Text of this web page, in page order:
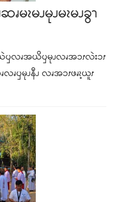
ၩမၪမုၪမၩမၪခွၫ
လၧအယိၦမုၪလၧအၥၭလဲးၥၭ
ၧၦမုၪနီၪ လၧအၥၭဖၧၩ့ယူၭ